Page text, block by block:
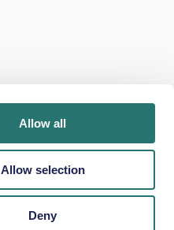
Allow all
Allow selection
Deny